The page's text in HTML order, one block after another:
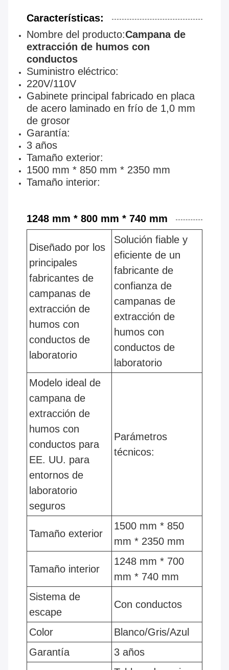
Características:
Nombre del producto:Campana de
extracción de humos con
conductos
Suministro eléctrico:
220V/110V
Gabinete principal fabricado en placa
de acero laminado en frío de 1,0 mm
de grosor
Garantía:
3 años
Tamaño exterior:
1500 mm * 850 mm * 2350 mm
Tamaño interior:
1248 mm * 800 mm * 740 mm
Diseñado por los
principales
fabricantes de
campanas de
extracción de
humos con
conductos de
laboratorio
Solución fiable y
eficiente de un
fabricante de
confianza de
campanas de
extracción de
humos con
conductos de
laboratorio
Modelo ideal de
campana de
extracción de
humos con
conductos para
EE. UU. para
entornos de
laboratorio
seguros
Parámetros
técnicos:
Tamaño exterior
1500 mm * 850
mm * 2350 mm
Tamaño interior
1248 mm * 700
mm * 740 mm
Sistema de
escape
Con conductos
Color
Blanco/Gris/Azul
Garantía
3 años